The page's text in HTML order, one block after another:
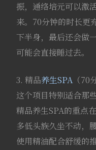
振，通络培元可以激
来。70分钟的时长更
下半身，最后还会做
可能会直接睡过去。
3. 精品养生SPA（70
这个项目特别适合那
精品养生SPA的重点
多低头族久坐不动，
使用精油配合舒缓的